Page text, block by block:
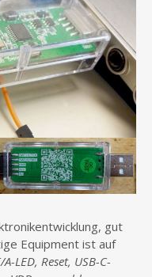
gut
Equipment ist auf
LED, Reset, USB-C-